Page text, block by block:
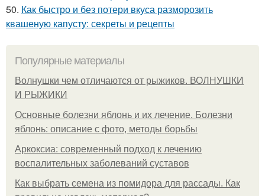
50. Как быстро и без потери вкуса разморозить
квашеную капусту: секреты и рецепты
Популярные материалы
Волнушки чем отличаются от рыжиков. ВОЛНУШКИ
И РЫЖИКИ
Основные болезни яблонь и их лечение. Болезни
яблонь: описание с фото, методы борьбы
Аркоксиа: современный подход к лечению
воспалительных заболеваний суставов
Как выбрать семена из помидора для рассады. Как